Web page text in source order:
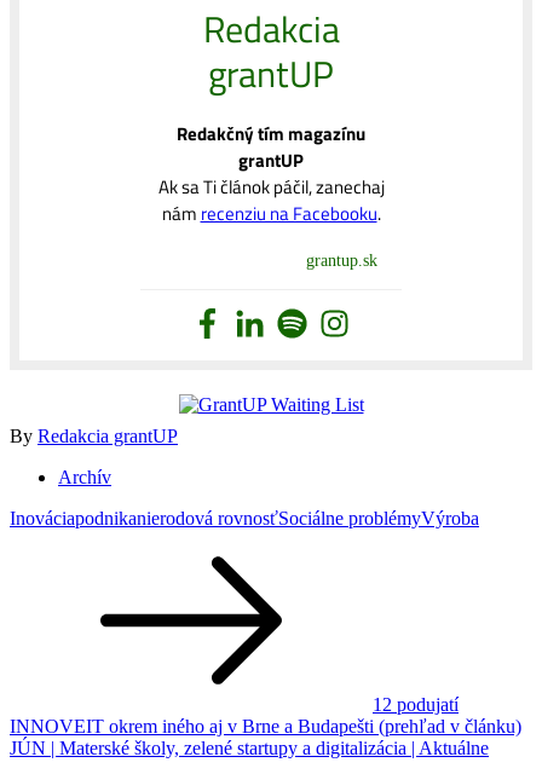
Redakcia
grantUP
Redakčný tím magazínu
grantUP
Ak sa Ti článok páčil, zanechaj
nám recenziu na Facebooku.
grantup.sk
By Redakcia grantUP
Archív
Inováciapodnikanierodová rovnosťSociálne problémyVýroba
12 podujatí
INNOVEIT okrem iného aj v Brne a Budapešti (prehľad v článku)
JÚN | Materské školy, zelené startupy a digitalizácia | Aktuálne